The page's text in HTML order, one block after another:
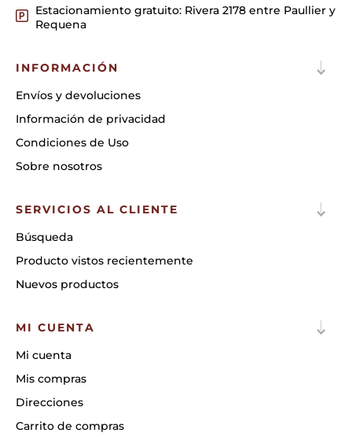
Estacionamiento gratuito: Rivera 2178 entre Paullier y
Requena
INFORMACIÓN
Envíos y devoluciones
Información de privacidad
Condiciones de Uso
Sobre nosotros
SERVICIOS AL CLIENTE
Búsqueda
Producto vistos recientemente
Nuevos productos
MI CUENTA
Mi cuenta
Mis compras
Direcciones
Carrito de compras